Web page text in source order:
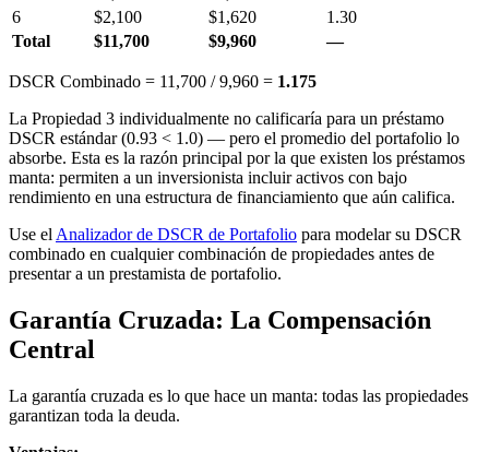
6
$2,100 $1,620
1.30
Total
$11,700 $9,960 —
DSCR Combinado = 11,700 / 9,960 = 1.175
La Propiedad 3 individualmente no calificaría para un préstamo
DSCR estándar (0.93 < 1.0) — pero el promedio del portafolio lo
absorbe. Esta es la razón principal por la que existen los préstamos
manta: permiten a un inversionista incluir activos con bajo
rendimiento en una estructura de financiamiento que aún califica.
Use el Analizador de DSCR de Portafolio para modelar su DSCR
combinado en cualquier combinación de propiedades antes de
presentar a un prestamista de portafolio.
Garantía Cruzada: La Compensación
Central
La garantía cruzada es lo que hace un manta: todas las propiedades
garantizan toda la deuda.